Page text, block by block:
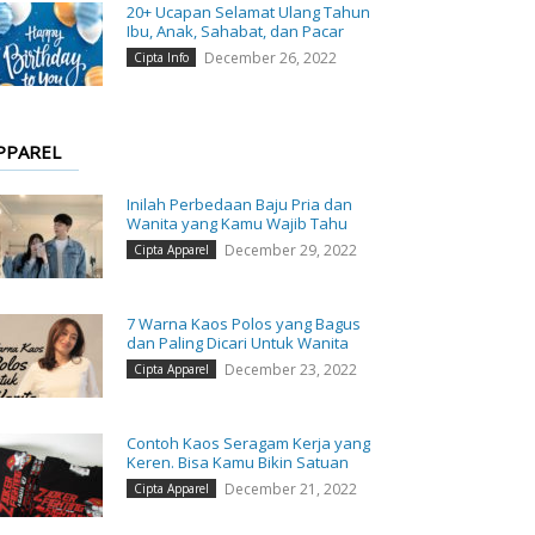
20+ Ucapan Selamat Ulang Tahun
Ibu, Anak, Sahabat, dan Pacar
Cipta Info December 26, 2022
Inilah Perbedaan Baju Pria dan
Wanita yang Kamu Wajib Tahu
Cipta Apparel December 29, 2022
7 Warna Kaos Polos yang Bagus
dan Paling Dicari Untuk Wanita
Cipta Apparel December 23, 2022
Contoh Kaos Seragam Kerja yang
Keren. Bisa Kamu Bikin Satuan
Cipta Apparel December 21, 2022